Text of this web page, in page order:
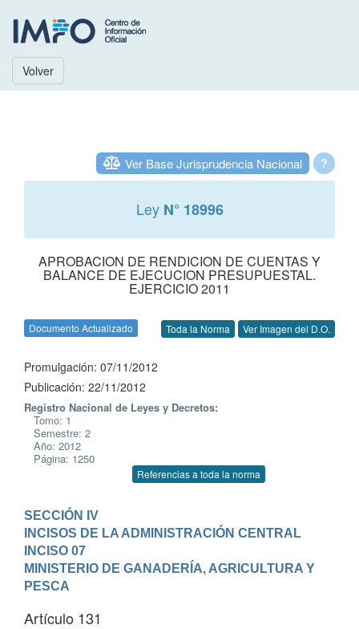
Volver
?
Ver Base Jurisprudencia Nacional
Ley N° 18996
APROBACION DE RENDICION DE CUENTAS Y
BALANCE DE EJECUCION PRESUPUESTAL.
EJERCICIO 2011
Documento Actualizado Toda la Norma Ver Imagen del D.O.
Promulgación: 07/11/2012
Publicación: 22/11/2012
Registro Nacional de Leyes y Decretos:
Tomo: 1
Semestre: 2
Año: 2012
Página: 1250
Referencias a toda la norma
SECCIÓN IV
INCISOS DE LA ADMINISTRACIÓN CENTRAL
INCISO 07
MINISTERIO DE GANADERÍA, AGRICULTURA Y
PESCA
Artículo 131